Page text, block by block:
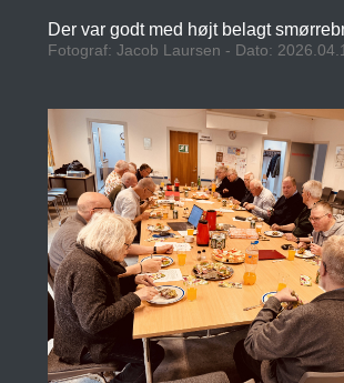
Der var godt med højt belagt
Fotograf: Jacob Laursen - Dato: